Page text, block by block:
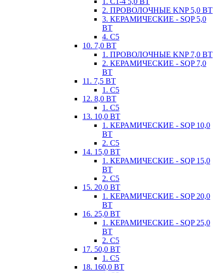
2. ПРОВОЛОЧНЫЕ KNP 5,0 ВТ
3. КЕРАМИЧЕСКИЕ - SQP 5,0
ВТ
4. С5
10. 7,0 ВТ
1. ПРОВОЛОЧНЫЕ KNP 7,0 ВТ
2. КЕРАМИЧЕСКИЕ - SQP 7,0
ВТ
11. 7,5 ВТ
1. С5
12. 8,0 ВТ
1. С5
13. 10,0 ВТ
1. КЕРАМИЧЕСКИЕ - SQP 10,0
ВТ
2. С5
14. 15,0 ВТ
1. КЕРАМИЧЕСКИЕ - SQP 15,0
ВТ
2. С5
15. 20,0 ВТ
1. КЕРАМИЧЕСКИЕ - SQP 20,0
ВТ
16. 25,0 ВТ
1. КЕРАМИЧЕСКИЕ - SQP 25,0
ВТ
2. С5
17. 50,0 ВТ
1. С5
18. 160,0 ВТ